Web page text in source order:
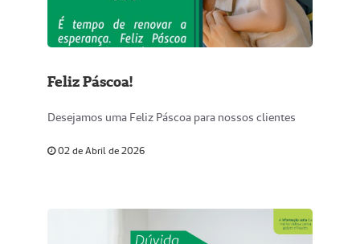
Feliz Páscoa!
Desejamos uma Feliz Páscoa para nossos clientes
02 de Abril de 2026